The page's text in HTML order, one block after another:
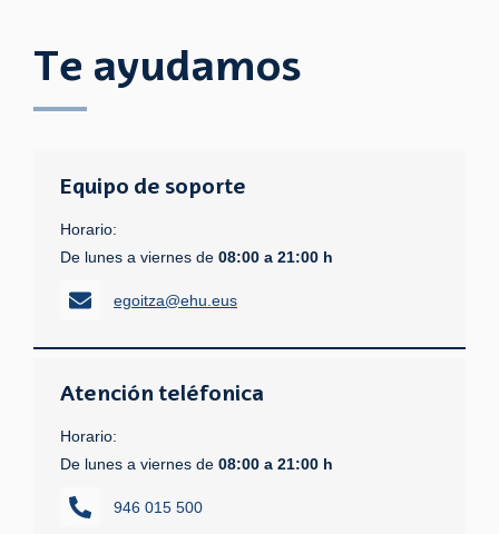
Te ayudamos
Equipo de soporte
Horario:
De lunes a viernes de 08:00 a 21:00 h
egoitza@ehu.eus
Atención teléfonica
Horario:
De lunes a viernes de 08:00 a 21:00 h
946 015 500